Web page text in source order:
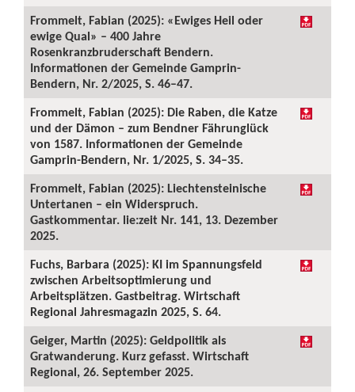
Frommelt, Fabian (2025): «Ewiges Heil oder
ewige Qual» – 400 Jahre
Rosenkranzbruderschaft Bendern.
Informationen der Gemeinde Gamprin-
Bendern, Nr. 2/2025, S. 46–47.
Frommelt, Fabian (2025): Die Raben, die Katze
und der Dämon – zum Bendner Fährunglück
von 1587. Informationen der Gemeinde
Gamprin-Bendern, Nr. 1/2025, S. 34–35.
Frommelt, Fabian (2025): Liechtensteinische
Untertanen – ein Widerspruch.
Gastkommentar. lie:zeit Nr. 141, 13. Dezember
2025.
Fuchs, Barbara (2025): KI im Spannungsfeld
zwischen Arbeitsoptimierung und
Arbeitsplätzen. Gastbeitrag. Wirtschaft
Regional Jahresmagazin 2025, S. 64.
Geiger, Martin (2025): Geldpolitik als
Gratwanderung. Kurz gefasst. Wirtschaft
Regional, 26. September 2025.